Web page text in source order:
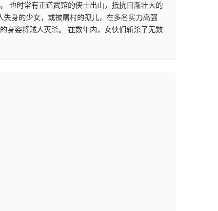
也时常有正道武馆的侠士出山，抵抗日渐壮大的
身的少女，或被屠村的孤儿，在多名实力高强
身姿将贼人灭杀。 在数年内，女侠们斩杀了无数